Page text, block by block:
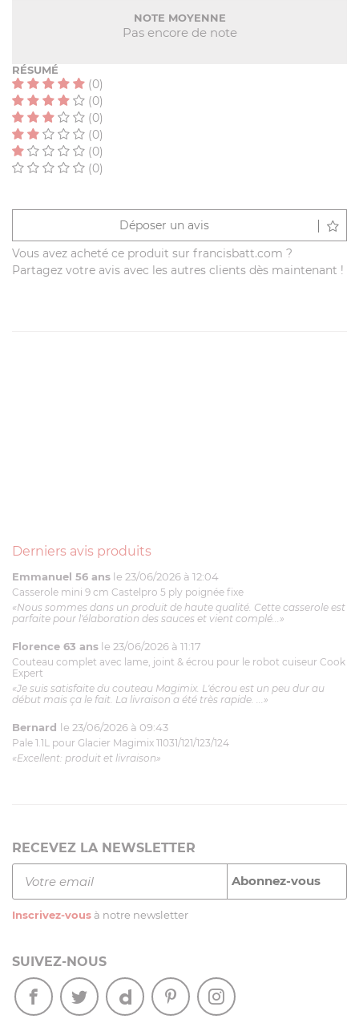
NOTE MOYENNE
Pas encore de note
RÉSUMÉ
(0)
(0)
(0)
(0)
(0)
(0)
Déposer un avis
Vous avez acheté ce produit sur francisbatt.com ?
Partagez votre avis avec les autres clients dès maintenant !
Derniers avis produits
Emmanuel 56 ans le 23/06/2026 à 12:04
Casserole mini 9 cm Castelpro 5 ply poignée fixe
«Nous sommes dans un produit de haute qualité. Cette casserole est
parfaite pour l'élaboration des sauces et vient complé...»
Florence 63 ans le 23/06/2026 à 11:17
Couteau complet avec lame, joint & écrou pour le robot cuiseur Cook
Expert
«Je suis satisfaite du couteau Magimix. L'écrou est un peu dur au
début mais ça le fait. La livraison a été très rapide. ...»
Bernard le 23/06/2026 à 09:43
Pale 1.1L pour Glacier Magimix 11031/121/123/124
«Excellent: produit et livraison»
RECEVEZ LA NEWSLETTER
Inscrivez-vous à notre newsletter
SUIVEZ-NOUS